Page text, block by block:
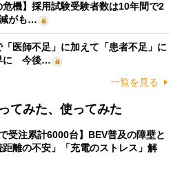
危機】採用試験受験者数は10年間で2
がも…
「医師不足」に加えて「患者不足」に
に 今後…
一覧を見る
てみた、使ってみた
で受注累計6000台】BEV普及の障壁と
距離の不安」「充電のストレス」解